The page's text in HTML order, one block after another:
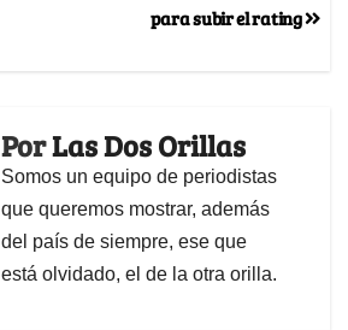
para subir el rating
PorLas Dos Orillas
Somos un equipo de periodistas
que queremos mostrar, además
del país de siempre, ese que
está olvidado, el de la otra orilla.